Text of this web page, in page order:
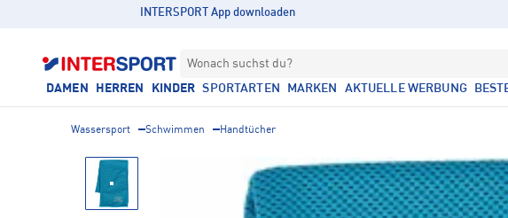
INTERSPORT App downloaden
Wonach suchst du?
DAMEN HERREN KINDER SPORTARTEN MARKEN AKTUELLE WERBUNG
Wassersport Schwimmen Handtücher